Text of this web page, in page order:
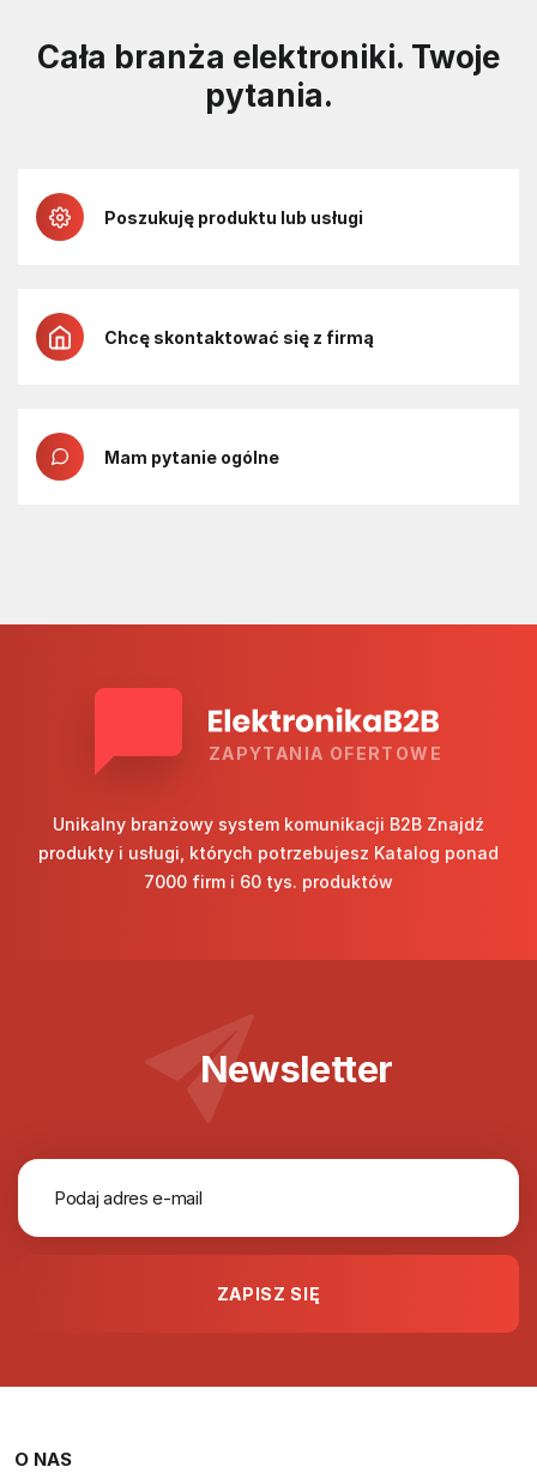
Cała branża elektroniki. Twoje
pytania.
Poszukuję produktu lub usługi
Chcę skontaktować się z firmą
Mam pytanie ogólne
ZAPYTANIA OFERTOWE
Unikalny branżowy system komunikacji B2B Znajdź
produkty i usługi, których potrzebujesz Katalog ponad
7000 firm i 60 tys. produktów
Newsletter
O NAS